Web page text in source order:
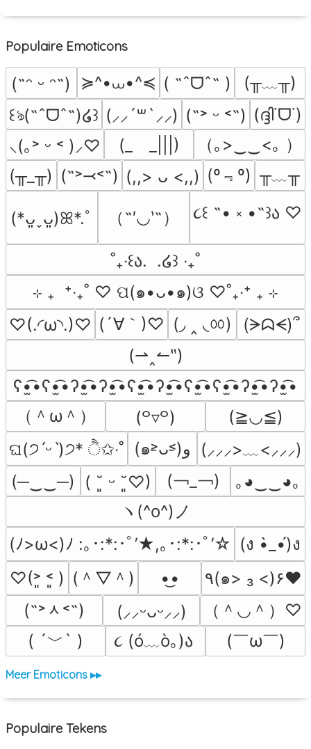
Populaire Emoticons
(˶ᵔ ᵕ ᵔ˶) ≽^•⩊•^≼ ( ˶ˆᗜˆ˵ )
(╥﹏╥)
꒰ঌ(˶ˆᗜˆ˵)໒꒱ (⸝⸝´꒳`⸝⸝) (˶˃ ᵕ ˂˶) (ദ്ദി˙ᗜ˙)
⸜(｡˃ ᵕ ˂ )⸝♡
(_　_|||)
（｡>‿‿<｡ ）
(╥_╥) (˶˃⤙˂˶) (,,> ᴗ <,,) (º﹃º) ╥﹏╥
(*ᴗ͈ˬᴗ͈)ꕤ*.ﾟ （˶′◡‵˶） ૮꒰ ˶• ༝ •˶꒱ა ♡
˚₊‧꒰ა.  .໒꒱ ‧₊˚
⊹ ₊  ⁺‧₊˚ ♡ ପ(๑•ᴗ•๑)ଓ ♡˚₊‧⁺ ₊ ⊹
♡(.◜ω◝.)♡ (´∀｀)♡ (◞ ‸ ◟ㆀ)
(ᗒᗣᗕ)՞
(⇀‸↼‶)
ʕ•̫͡•ʕ•̫͡•ʔ•̫͡•ʔ•̫͡•ʕ•̫͡•ʔ•̫͡•ʕ•̫͡•ʕ•̫͡•ʔ•̫͡•ʔ•̫͡•
（＾ω＾）
(꒪▿꒪)
(≧◡≦)
ଘ(੭ˊᵕˋ)੭* ੈ✩‧˚
(๑˃̵ᴗ˂̵)و
(⸝⸝⸝>﹏<⸝⸝⸝)
(─‿‿─)
( ˘͈ ᵕ ˘͈♡) (￢_￢)
｡◕‿‿◕｡
ヽ(^o^)ノ
(ﾉ>ω<)ﾉ :｡･:*:･ﾟ’★,｡･:*:･ﾟ’☆ (ง •̀_•́)ง
♡(˃͈ ˂͈ ) (＾▽＾) •͜•
٩(๑> ₃ <)۶♥
(˶˃ᆺ˂˶)
(⸝⸝ᵕᴗᵕ⸝⸝)
（＾◡＾）♡
( ´﹀` )
૮ (ó﹏ò｡)ა (￣ω￣﻿)
Meer Emoticons ▸▸
Populaire Tekens